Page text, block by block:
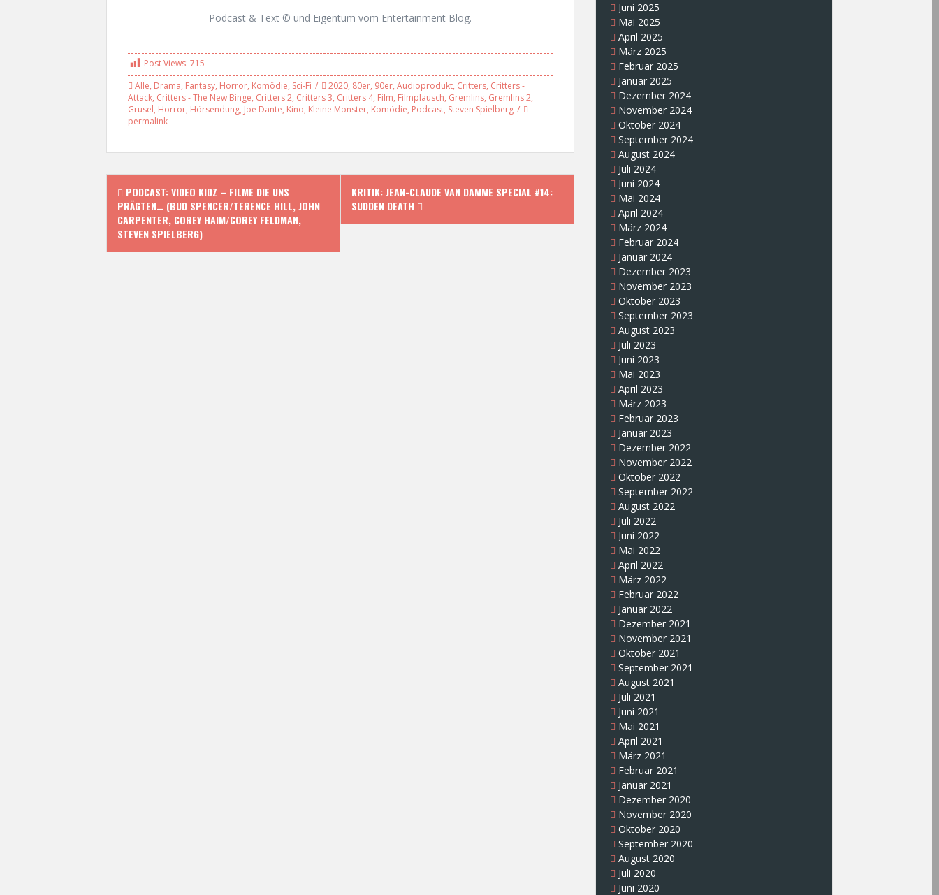
Podcast & Text © und Eigentum vom Entertainment Blog.
Post Views: 715
Alle, Drama, Fantasy, Horror, Komödie, Sci-Fi 2020, 80er, 90er, Audioprodukt, Critters, Critters -
Attack, Critters - The New Binge, Critters 2, Critters 3, Critters 4, Film, Filmplausch, Gremlins, Gremlins 2,
Grusel, Horror, Hörsendung, Joe Dante, Kino, Kleine Monster, Komödie, Podcast, Steven Spielberg
permalink
P
s
PODCAST: VIDEO KIDZ – FILME DIE UNS
PRÄGTEN… (BUD SPENCER/TERENCE HILL, JOHN
CARPENTER, COREY HAIM/COREY FELDMAN,
STEVEN SPIELBERG)
KRITIK: JEAN-CLAUDE VAN DAMME SPECIAL #14:
SUDDEN DEATH
Juni 2025
Mai 2025
April 2025
März 2025
Februar 2025
Januar 2025
Dezember 2024
November 2024
Oktober 2024
September 2024
August 2024
Juli 2024
Juni 2024
Mai 2024
April 2024
März 2024
Februar 2024
Januar 2024
Dezember 2023
November 2023
Oktober 2023
September 2023
August 2023
Juli 2023
Juni 2023
Mai 2023
April 2023
März 2023
Februar 2023
Januar 2023
Dezember 2022
November 2022
Oktober 2022
September 2022
August 2022
Juli 2022
Juni 2022
Mai 2022
April 2022
März 2022
Februar 2022
Januar 2022
Dezember 2021
November 2021
Oktober 2021
September 2021
August 2021
Juli 2021
Juni 2021
Mai 2021
April 2021
März 2021
Februar 2021
Januar 2021
Dezember 2020
November 2020
Oktober 2020
September 2020
August 2020
Juli 2020
Juni 2020